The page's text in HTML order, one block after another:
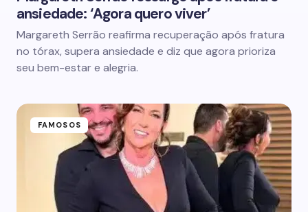
ansiedade: ‘Agora quero viver’
Margareth Serrão reafirma recuperação após fratura
no tórax, supera ansiedade e diz que agora prioriza
seu bem-estar e alegria.
FAMOSOS